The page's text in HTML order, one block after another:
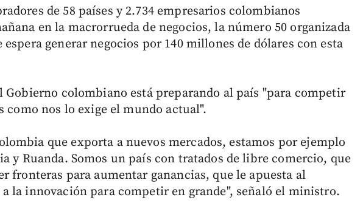
de 58 países y 2.734 empresarios colombianos
en la macrorrueda de negocios, la número 50 organizada
generar negocios por 140 millones de dólares con esta
Gobierno colombiano está preparando al país "para competir
como nos lo exige el mundo actual".
que exporta a nuevos mercados, estamos por ejemplo
y Ruanda. Somos un país con tratados de libre comercio, que
fronteras para aumentar ganancias, que le apuesta al
la innovación para competir en grande", señaló el ministro.